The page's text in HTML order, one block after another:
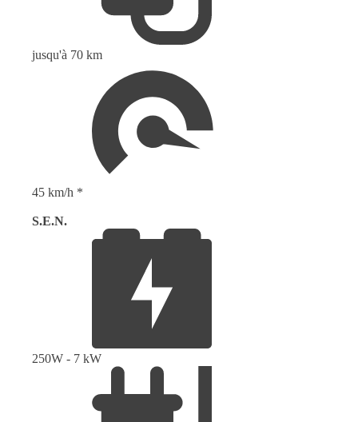
jusqu'à 70 km
45 km/h *
S.E.N.
250W - 7 kW